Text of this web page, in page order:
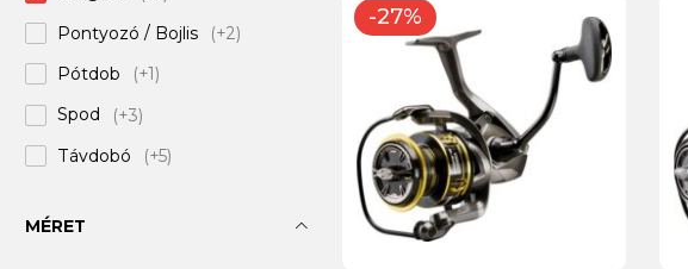
Mitchell (+37)
Nevis (+4)
Okuma
(21)
PENN (+38)
Pontyozó / Bojlis
(+2)
Pótdob
(+1)
Spod
(+3)
Távdobó
(+5)
MÉRET
-27%